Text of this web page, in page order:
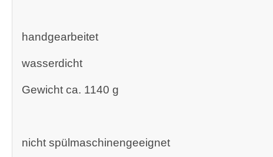
handgearbeitet
wasserdicht
Gewicht ca. 1140 g
nicht spülmaschinengeeignet